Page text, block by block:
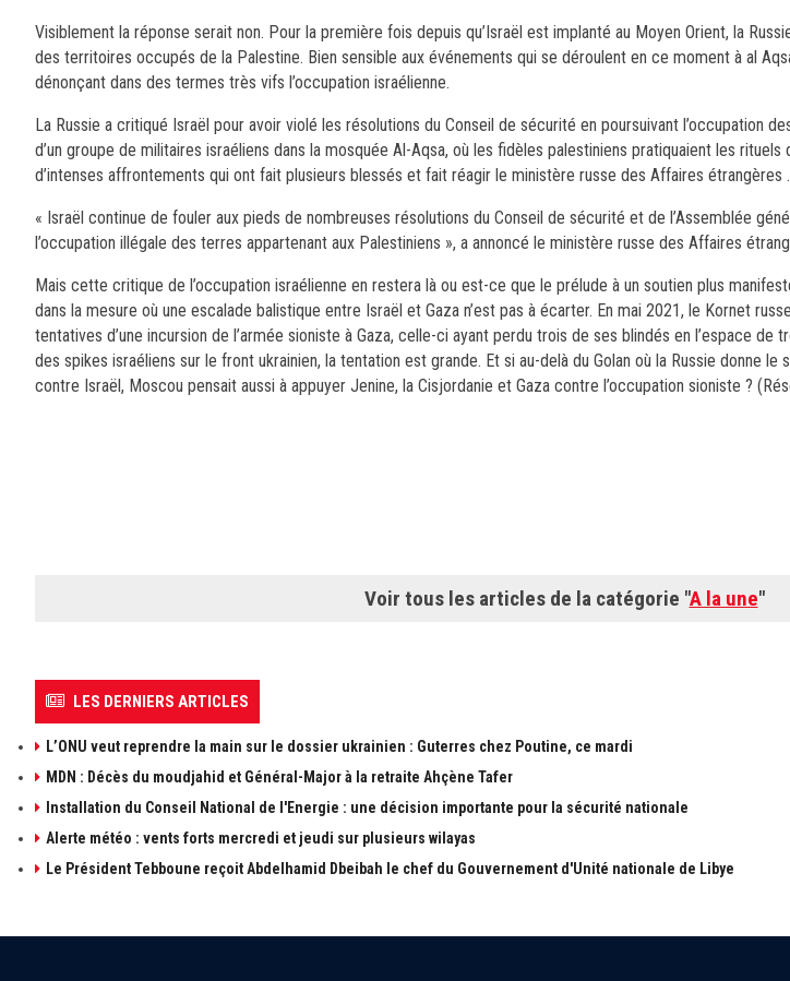
Visiblement la réponse serait non. Pour la première fois depuis qu’Israël est implanté au Moyen Orient, la
des territoires occupés de la Palestine. Bien sensible aux événements qui se déroulent en ce moment à al
dénonçant dans des termes très vifs l’occupation israélienne.
La Russie a critiqué Israël pour avoir violé les résolutions du Conseil de sécurité en poursuivant l’occupation
d’un groupe de militaires israéliens dans la mosquée Al-Aqsa, où les fidèles palestiniens pratiquaient les rituels
d’intenses affrontements qui ont fait plusieurs blessés et fait réagir le ministère russe des Affaires étrangères .
« Israël continue de fouler aux pieds de nombreuses résolutions du Conseil de sécurité et de l’Assemblée
l’occupation illégale des terres appartenant aux Palestiniens », a annoncé le ministère russe des Affaires
Mais cette critique de l’occupation israélienne en restera là ou est-ce que le prélude à un soutien plus
dans la mesure où une escalade balistique entre Israël et Gaza n’est pas à écarter. En mai 2021, le Kornet
tentatives d’une incursion de l’armée sioniste à Gaza, celle-ci ayant perdu trois de ses blindés en l’espace
des spikes israéliens sur le front ukrainien, la tentation est grande. Et si au-delà du Golan où la Russie donne le
contre Israël, Moscou pensait aussi à appuyer Jenine, la Cisjordanie et Gaza contre l’occupation sioniste ?
Voir tous les articles de la catégorie "A la une"
LES DERNIERS ARTICLES
L’ONU veut reprendre la main sur le dossier ukrainien : Guterres chez Poutine, ce mardi
MDN : Décès du moudjahid et Général-Major à la retraite Ahçène Tafer
Installation du Conseil National de l'Energie : une décision importante pour la sécurité nationale
Alerte météo : vents forts mercredi et jeudi sur plusieurs wilayas
Le Président Tebboune reçoit Abdelhamid Dbeibah le chef du Gouvernement d'Unité nationale de Libye